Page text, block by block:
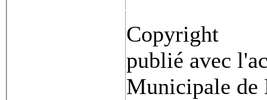
Copyright
publié avec
Municipale de